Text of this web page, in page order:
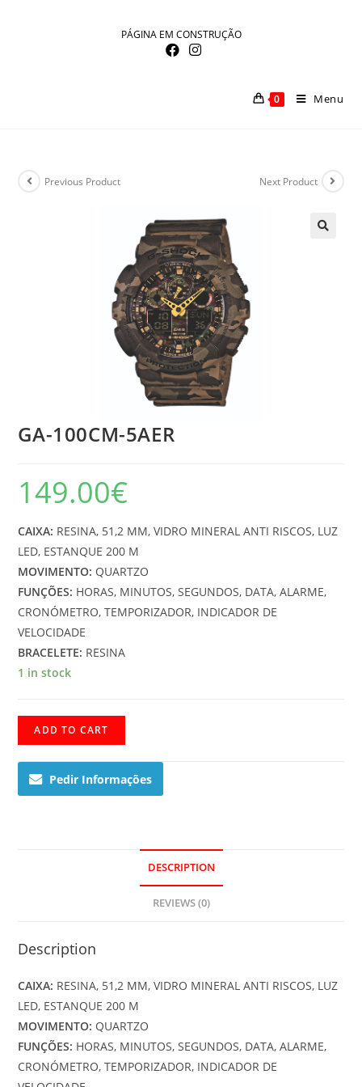
PÁGINA EM CONSTRUÇÃO
0 Menu
Previous Product Next Product
GA-100CM-5AER
149.00€
CAIXA: RESINA, 51,2 MM, VIDRO MINERAL ANTI RISCOS, LUZ
LED, ESTANQUE 200 M
MOVIMENTO: QUARTZO
FUNÇÕES: HORAS, MINUTOS, SEGUNDOS, DATA, ALARME,
CRONÓMETRO, TEMPORIZADOR, INDICADOR DE
VELOCIDADE
BRACELETE: RESINA
1 in stock
GA-
100CM-
5AER
quantity
ADD TO CART
Pedir Informações
DESCRIPTION
REVIEWS (0)
Description
CAIXA: RESINA, 51,2 MM, VIDRO MINERAL ANTI RISCOS, LUZ
LED, ESTANQUE 200 M
MOVIMENTO: QUARTZO
FUNÇÕES: HORAS, MINUTOS, SEGUNDOS, DATA, ALARME,
CRONÓMETRO, TEMPORIZADOR, INDICADOR DE